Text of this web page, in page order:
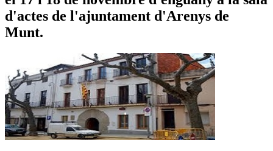
d'actes de l'ajuntament d'Arenys de
Munt.